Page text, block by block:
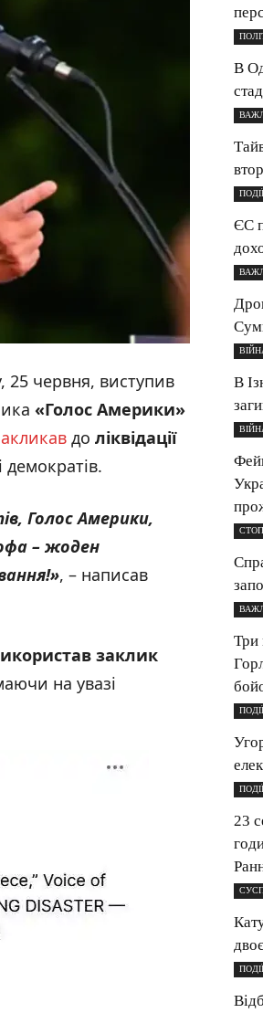
25 червня, виступив
«Голос Америки»
до ліквідації
Голос Америки,
– жоден
», – написав
заклик
на увазі
В
ПОДІЇ
ЄС
В
Три
ПОДІЇ
ПОДІЇ
23
ПОДІЇ